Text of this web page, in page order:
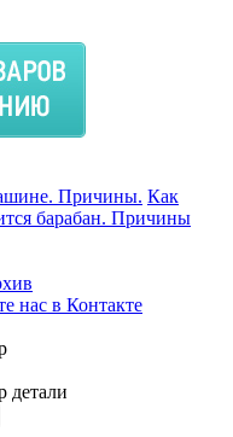
Причины. Как
барабан. Причины
детали